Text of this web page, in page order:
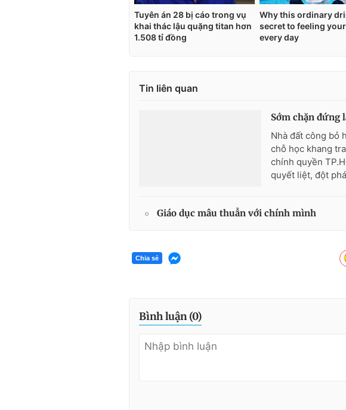
Tin liên quan
Sớm chặn đứng
Nhà đất công bỏ
chỗ học khang
chính quyền
quyết liệt, đột
Giáo dục mâu thuẫn với chính mình
Chia sẻ
Bình luận (0)